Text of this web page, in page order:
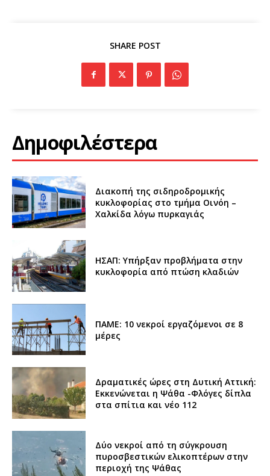
SHARE POST
Δημοφιλέστερα
Διακοπή της σιδηροδρομικής
κυκλοφορίας στο τμήμα Οινόη –
Χαλκίδα λόγω πυρκαγιάς
ΗΣΑΠ: Υπήρξαν προβλήματα στην
κυκλοφορία από πτώση κλαδιών
ΠΑΜΕ: 10 νεκροί εργαζόμενοι σε 8
μέρες
Δραματικές ώρες στη Δυτική Αττική:
Εκκενώνεται η Ψάθα -Φλόγες δίπλα
στα σπίτια και νέο 112
Δύο νεκροί από τη σύγκρουση
πυροσβεστικών ελικοπτέρων στην
περιοχή της Ψάθας